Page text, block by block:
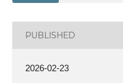
PUBLISHED
2026-02-23